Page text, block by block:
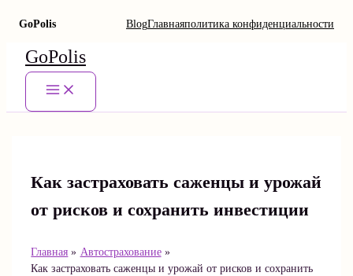
GoPolis BlogГлавнаяполитика конфиденциальности
Перейти
содержимому
GoPolis
Main
Как застраховать саженцы и урожай
от рисков и сохранить инвестиции
Главная
Автострахование
Как застраховать саженцы и урожай от рисков и сохранить